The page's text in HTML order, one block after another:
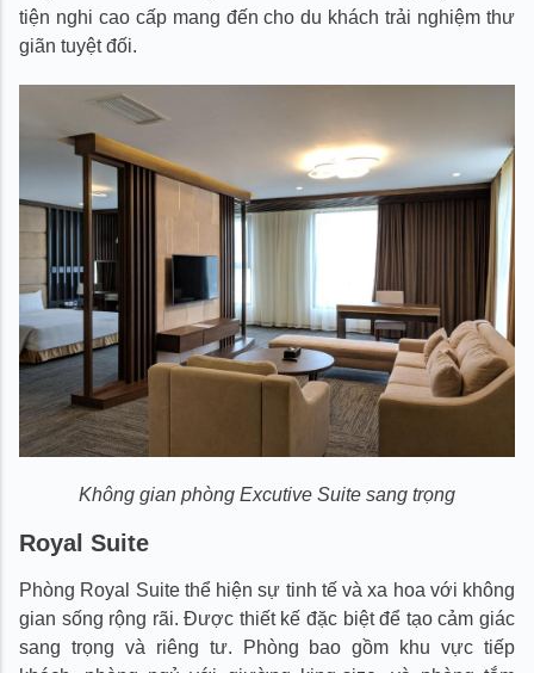
tiện nghi cao cấp mang đến cho du khách trải nghiệm thư
giãn tuyệt đối.
Không gian phòng Excutive Suite sang trọng
Royal Suite
Phòng Royal Suite thể hiện sự tinh tế và xa hoa với không
gian sống rộng rãi. Được thiết kế đặc biệt để tạo cảm giác
sang trọng và riêng tư. Phòng bao gồm khu vực tiếp